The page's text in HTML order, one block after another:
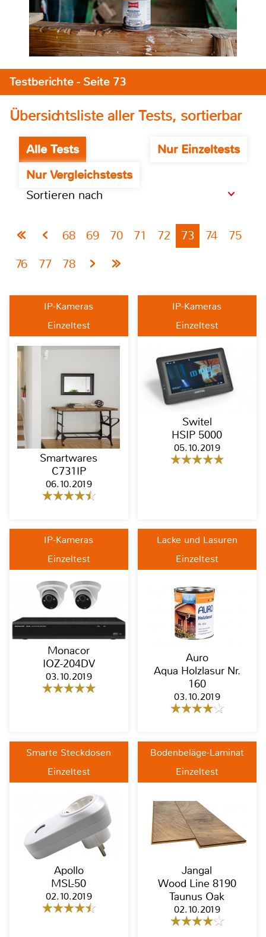
Testberichte - Seite 73
Übersichtsliste aller Tests, sortierbar
Alle Tests
Nur Einzeltests
Nur Vergleichstests
Sortieren nach
68 69 70 71 72 73 74
75
76
77 78
IP-Kameras
Einzeltest
Smartwares
C731IP
06.10.2019
IP-Kameras
Einzeltest
Switel
HSIP 5000
05.10.2019
IP-Kameras
Einzeltest
Monacor
IOZ-204DV
03.10.2019
Lacke und Lasuren
Einzeltest
Auro
Aqua Holzlasur Nr.
160
03.10.2019
Smarte Steckdosen
Einzeltest
Apollo
MSL-50
02.10.2019
Bodenbeläge-Laminat
Einzeltest
Jangal
Wood Line 8190
Taunus Oak
02.10.2019